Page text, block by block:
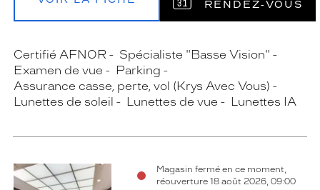
RENDEZ‑VOUS
Certifié AFNOR
Spécialiste "Basse Vision"
Examen de vue
Parking
Assurance casse, perte, vol (Krys Avec Vous)
Lunettes de soleil
Lunettes de vue Lunettes IA
Magasin fermé en ce moment,
réouverture 18 août 2026, 09:00